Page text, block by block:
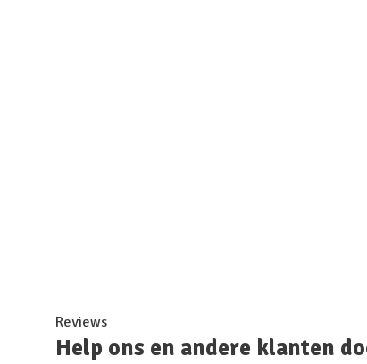
Reviews
Help ons en andere klanten